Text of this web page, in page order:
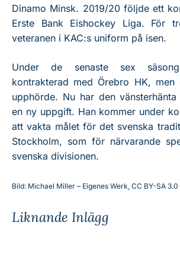
Dinamo Minsk. 2019/20 följde ett
Erste Bank Eishockey Liga. För
veteranen i KAC:s uniform på isen.
Under de senaste sex
kontrakterad med Örebro HK, men
upphörde. Nu har den
en ny uppgift. Han kommer under
att vakta målet för det svenska
Stockholm, som för närvarande
svenska divisionen.
Bild: Michael Miller – Eigenes Werk, CC BY-SA 3.0
Liknande Inlägg